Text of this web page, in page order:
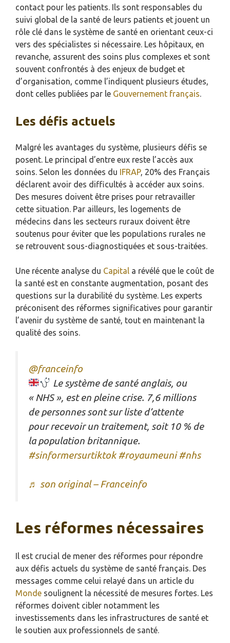
contact pour les patients. Ils sont responsables du
suivi global de la santé de leurs patients et jouent un
rôle clé dans le système de santé en orientant ceux-ci
vers des spécialistes si nécessaire. Les hôpitaux, en
revanche, assurent des soins plus complexes et sont
souvent confrontés à des enjeux de budget et
d’organisation, comme l’indiquent plusieurs études,
dont celles publiées par le Gouvernement français.
Les défis actuels
Malgré les avantages du système, plusieurs défis se
posent. Le principal d’entre eux reste l’accès aux
soins. Selon les données du IFRAP, 20% des Français
déclarent avoir des difficultés à accéder aux soins.
Des mesures doivent être prises pour retravailler
cette situation. Par ailleurs, les logements de
médecins dans les secteurs ruraux doivent être
soutenus pour éviter que les populations rurales ne
se retrouvent sous-diagnostiquées et sous-traitées.
Une récente analyse du Capital a révélé que le coût de
la santé est en constante augmentation, posant des
questions sur la durabilité du système. Les experts
préconisent des réformes significatives pour garantir
l’avenir du système de santé, tout en maintenant la
qualité des soins.
@franceinfo
Le système de santé anglais, ou
« NHS », est en pleine crise. 7,6 millions
de personnes sont sur liste d’attente
pour recevoir un traitement, soit 10 % de
la population britannique.
#sinformersurtiktok #royaumeuni #nhs
♬ son original – Franceinfo
Les réformes nécessaires
Il est crucial de mener des réformes pour répondre
aux défis actuels du système de santé français. Des
messages comme celui relayé dans un article du
Monde soulignent la nécessité de mesures fortes. Les
réformes doivent cibler notamment les
investissements dans les infrastructures de santé et
le soutien aux professionnels de santé.